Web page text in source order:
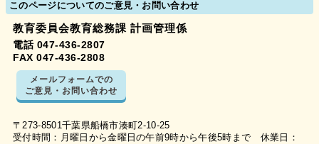
このページについてのご意見・お問い合わせ
教育委員会教育総務課 計画管理係
電話 047-436-2807
FAX 047-436-2808
メールフォームでの
ご意見・お問い合わせ
〒273-8501千葉県船橋市湊町2-10-25
受付時間：月曜日から金曜日の午前9時から午後5時まで 休業日：